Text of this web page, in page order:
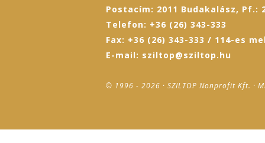
Postacím: 2011 Budakalász, Pf.:
Telefon: +36 (26) 343-333
Fax: +36 (26) 343-333 / 114-es
E-mail: sziltop@sziltop.hu
© 1996 - 2026 · SZILTOP Nonprofit Kft. ·